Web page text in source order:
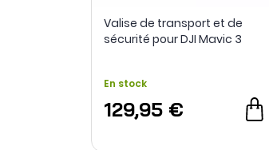
Valise de transport et de
sécurité pour DJI Mavic 3
En stock
129,95 €